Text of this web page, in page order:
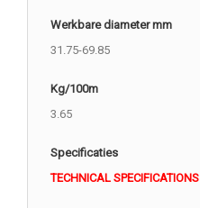
Werkbare diameter mm
31.75-69.85
Kg/100m
3.65
Specificaties
TECHNICAL SPECIFICATIONS